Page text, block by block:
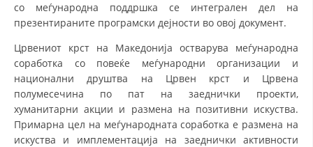
ПРОЕКТИ – ПОДГОТВЕНОСТ И ДЕЈСТВУВАЊЕ ПРИ КАТАСТРОФИ
ОДНОСИ СО ЈАВНОСТ
МЕЃУНАРОДНА СОРАБОТКА
ДОГОВОРИ
со меѓународна поддршка се интегрален дел на
презентираните програмски дејности во овој документ.
Црвениот крст на Македонија остварува меѓународна
соработка со повеќе меѓународни организации и
национални друштва на Црвен крст и Црвена
полумесечина по пат на заеднички проекти,
хуманитарни акции и размена на позитивни искуства.
Примарна цел на меѓународната соработка е размена на
искуства и имплементација на заеднички активности